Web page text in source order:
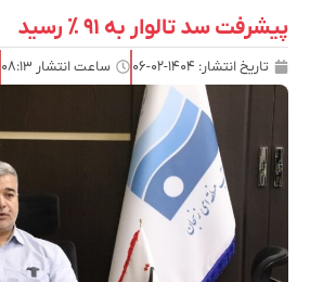
پیشرفت سد تالوار به ۹۱ ٪ رسید
تاریخ انتشار: ۱۴۰۴-۰۲-۰۶ ساعت انتشار ۰۸:۱۳